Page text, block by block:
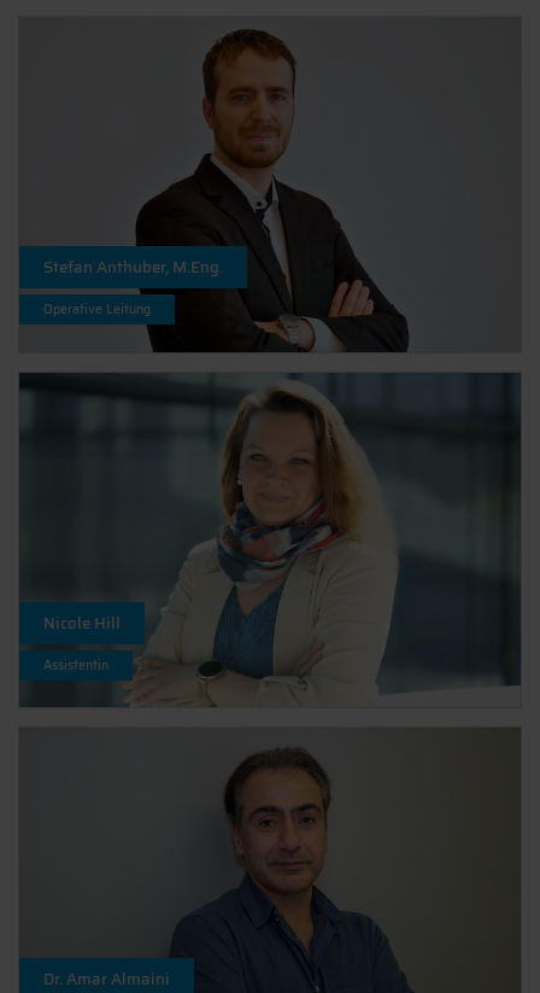
Stefan Anthuber, M.Eng.
Operative Leitung
Nicole Hill
Assistentin
Dr. Amar Almaini